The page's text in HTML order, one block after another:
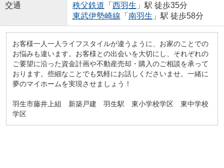
交通
秩父鉄道 「 西羽生 」駅 徒歩35分
東武伊勢崎線 「 南羽生 」駅 徒歩58分
お客様一人一人ライフスタイルが違うように、お家のことでの
お悩みも違います。お客様との出会いを大切にし、それぞれの
ご要望に沿った資金計画や不動産売却・購入のご相談を承って
おります。些細なことでも気軽にお話しくださいませ。一緒に
夢のマイホームを実現させましょう！
羽生市藤井上組 新築戸建 羽生駅 東小学校学区 東中学校
学区